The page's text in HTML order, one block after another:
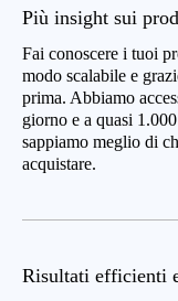
Più insight sui
Fai conoscere i tuoi
modo scalabile e
prima. Abbiamo
giorno e a quasi
sappiamo meglio di
acquistare.
Risultati efficienti